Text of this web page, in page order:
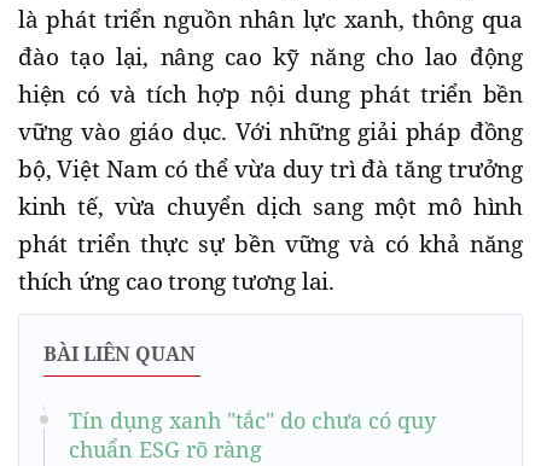
là phát triển nguồn nhân lực xanh, thông qua
đào tạo lại, nâng cao kỹ năng cho lao động
hiện có và tích hợp nội dung phát triển bền
vững vào giáo dục. Với những giải pháp đồng
bộ, Việt Nam có thể vừa duy trì đà tăng trưởng
kinh tế, vừa chuyển dịch sang một mô hình
phát triển thực sự bền vững và có khả năng
thích ứng cao trong tương lai.
BÀI LIÊN QUAN
Tín dụng xanh "tắc" do chưa có quy
chuẩn ESG rõ ràng